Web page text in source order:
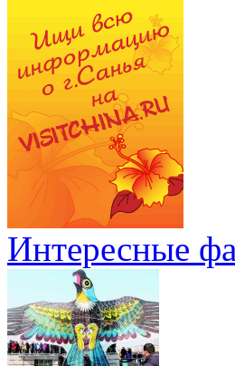
Интересные